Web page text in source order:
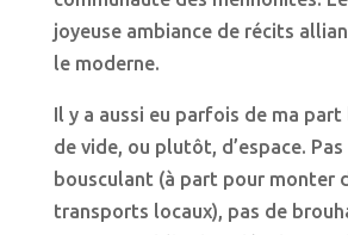
joyeuse ambiance de récits
le moderne.
Il y a aussi eu parfois de ma
de vide, ou plutôt, d’espace.
bousculant (à part pour monter
transports locaux), pas de